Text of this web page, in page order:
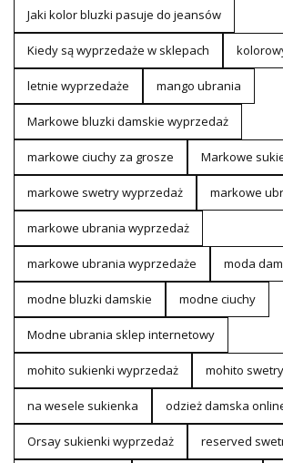
Jaki kolor bluzki pasuje do jeansów
Kiedy są wyprzedaże w sklepach
letnie wyprzedaże mango ubrania
Markowe bluzki damskie wyprzedaż
markowe ciuchy za grosze Markowe
markowe swetry wyprzedaż markowe
markowe ubrania wyprzedaż
markowe ubrania wyprzedaże moda
modne bluzki damskie modne ciuchy
Modne ubrania sklep internetowy
mohito sukienki wyprzedaż mohito swetry
na wesele sukienka odzież damska
Orsay sukienki wyprzedaż reserved